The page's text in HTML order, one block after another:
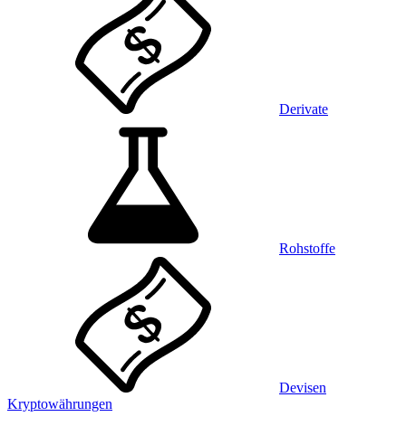
Derivate
Rohstoffe
Devisen
Kryptowährungen